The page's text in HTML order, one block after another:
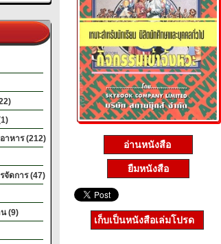
าหาร (212)
จัดการ (47)
(9)
อ่านหนังสือ
ยืมหนังสือ
เก็บเป็นหนังสือเล่มโปรด